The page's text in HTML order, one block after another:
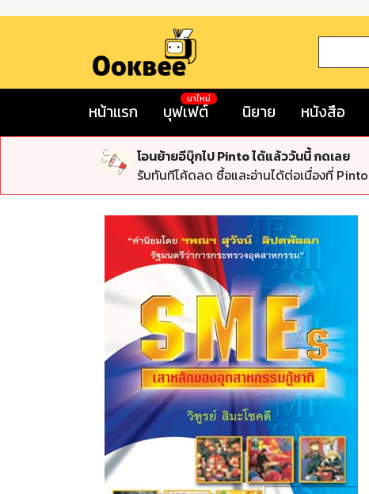
หน้าแรก บุฟเฟต์
มาใหม่
นิยาย หนังสือ
โอนย้ายอีบุ๊กไป Pinto ได้แล้ววันนี้ กดเลย
รับทันทีโค้ดลด ซื้อและอ่านได้ต่อเนื่องที่ Pinto